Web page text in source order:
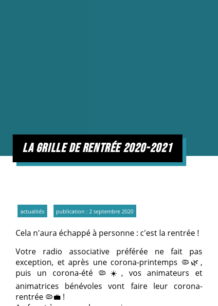
la grille de rentrée 2020-2021
actualités publication : 2 septembre 2020
Cela n'aura échappé à personne : c'est la rentrée !
Votre radio associative préférée ne fait pas
exception, et après une corona-printemps 🦠🌿,
puis un corona-été 🦠☀️, vos animateurs et
animatrices bénévoles vont faire leur corona-
rentrée 🦠💼 !